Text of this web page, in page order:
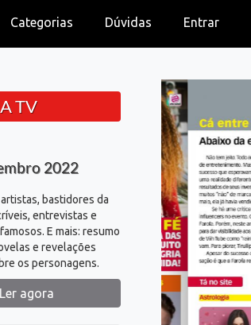
Categorias Dúvidas Entrar
TV
2022
bastidores da
entrevistas e
E mais: resumo
e revelações
os personagens.
Ler agora